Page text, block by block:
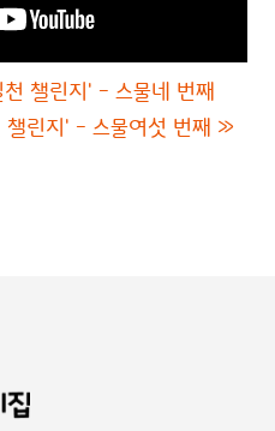
챌린지' - 스물네 번째
린지' - 스물여섯 번째 »